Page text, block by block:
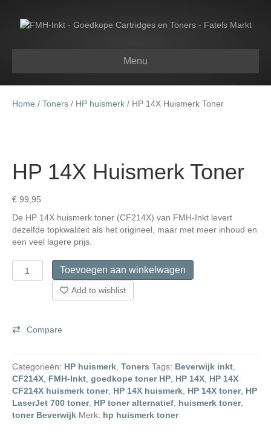
Menu
Home / Toners / HP huismerk / HP 14X Huismerk Toner
HP 14X Huismerk Toner
€ 99,95
De HP 14X huismerk toner (CF214X) van FMH-Inkt levert
dezelfde topkwaliteit als het origineel, maar met meer inhoud en
een veel lagere prijs.
14X
Toevoegen aan winkelwagen
Add to wishlist
Compare
Categorieën: HP huismerk, Toners Tags: Beverwijk inkt,
CF214X, FMH-Inkt, goedkope toner HP, HP 14X, HP 14X
CF214X huismerk toner, HP 14X huismerk, HP 14X toner, HP
LaserJet 700 toner, HP toner alternatief, huismerk toner,
toner Beverwijk Merk: hp huismerk toner